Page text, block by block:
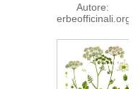
Autore:
erbeofficinali.org